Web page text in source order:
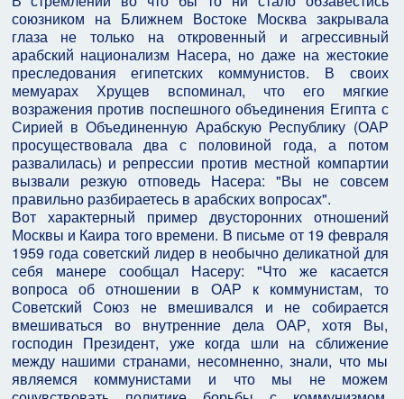
союзником на Ближнем Востоке Москва закрывала
глаза не только на откровенный и агрессивный
арабский национализм Насера, но даже на жестокие
преследования египетских коммунистов. В своих
мемуарах Хрущев вспоминал, что его мягкие
возражения против поспешного объединения Египта с
Сирией в Объединенную Арабскую Республику (ОАР
просуществовала два с половиной года, а потом
развалилась) и репрессии против местной компартии
вызвали резкую отповедь Насера: "Вы не совсем
правильно разбираетесь в арабских вопросах".
Вот характерный пример двусторонних отношений
Москвы и Каира того времени. В письме от 19 февраля
1959 года советский лидер в необычно деликатной для
себя манере сообщал Насеру: "Что же касается
вопроса об отношении в ОАР к коммунистам, то
Советский Союз не вмешивался и не собирается
вмешиваться во внутренние дела ОАР, хотя Вы,
господин Президент, уже когда шли на сближение
между нашими странами, несомненно, знали, что мы
являемся коммунистами и что мы не можем